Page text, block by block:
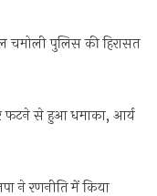
चमोली पुलिस की हिरासत
फटने से हुआ धमाका, आर्य
ने रणनीति में किया